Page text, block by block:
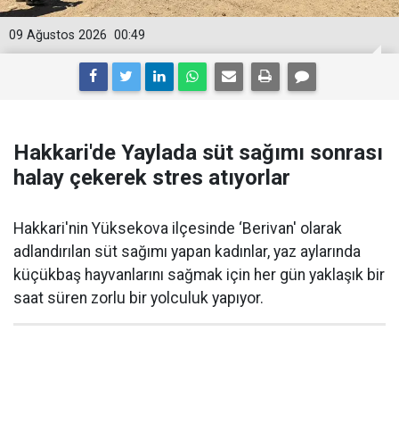
00:49
09 Ağustos 2026
Hakkari'de Yaylada süt sağımı sonrası
halay çekerek stres atıyorlar
Hakkari'nin Yüksekova ilçesinde ‘Berivan' olarak
adlandırılan süt sağımı yapan kadınlar, yaz aylarında
küçükbaş hayvanlarını sağmak için her gün yaklaşık bir
saat süren zorlu bir yolculuk yapıyor.